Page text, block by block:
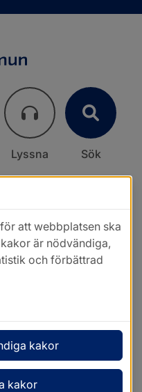
Lyssna Sök
att webbplatsen ska
är nödvändiga,
och förbättrad
kakor
kakor